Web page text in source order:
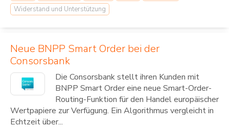
Widerstand und Unterstützung
Neue BNPP Smart Order bei der
Consorsbank
Die Consorsbank stellt ihren Kunden mit
BNPP Smart Order eine neue Smart-Order-
Routing-Funktion für den Handel europäischer
Wertpapiere zur Verfügung. Ein Algorithmus vergleicht in
Echtzeit über...